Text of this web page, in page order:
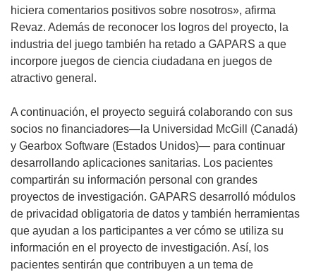
hiciera comentarios positivos sobre nosotros», afirma
Revaz. Además de reconocer los logros del proyecto, la
industria del juego también ha retado a GAPARS a que
incorpore juegos de ciencia ciudadana en juegos de
atractivo general.
A continuación, el proyecto seguirá colaborando con sus
socios no financiadores—la Universidad McGill (Canadá)
y Gearbox Software (Estados Unidos)— para continuar
desarrollando aplicaciones sanitarias. Los pacientes
compartirán su información personal con grandes
proyectos de investigación. GAPARS desarrolló módulos
de privacidad obligatoria de datos y también herramientas
que ayudan a los participantes a ver cómo se utiliza su
información en el proyecto de investigación. Así, los
pacientes sentirán que contribuyen a un tema de